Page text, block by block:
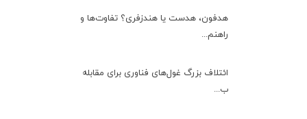
هدفون، هدست یا هندزفری؟ تفاوت‌ها و
راهنم...
ائتلاف بزرگ غول‌های فناوری برای مقابله
ب...